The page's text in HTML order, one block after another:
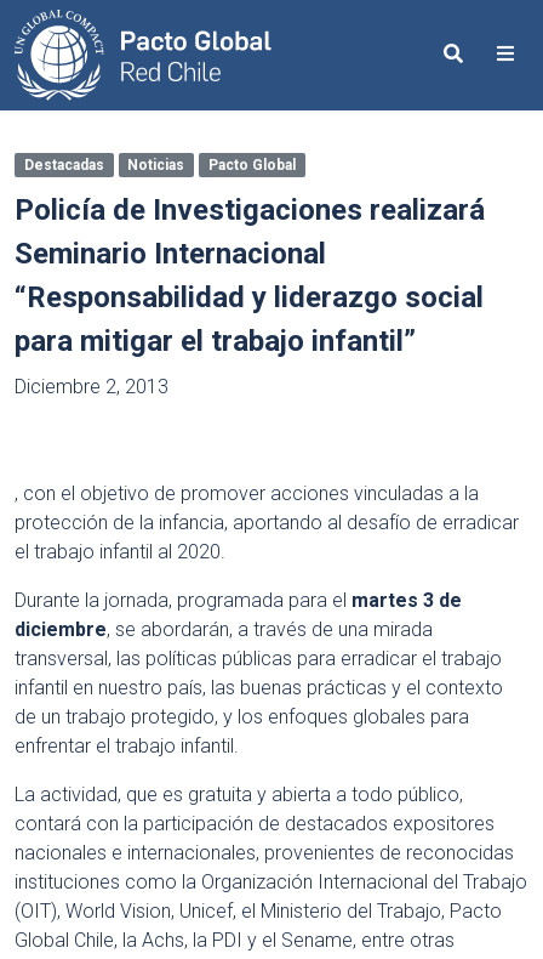
Search
Destacadas Noticias Pacto Global
Policía de Investigaciones realizará
Seminario Internacional
“Responsabilidad y liderazgo social
para mitigar el trabajo infantil”
Diciembre 2, 2013
, con el objetivo de promover acciones vinculadas a la
protección de la infancia, aportando al desafío de erradicar
el trabajo infantil al 2020.
Durante la jornada, programada para el martes 3 de
diciembre, se abordarán, a través de una mirada
transversal, las políticas públicas para erradicar el trabajo
infantil en nuestro país, las buenas prácticas y el contexto
de un trabajo protegido, y los enfoques globales para
enfrentar el trabajo infantil.
La actividad, que es gratuita y abierta a todo público,
contará con la participación de destacados expositores
nacionales e internacionales, provenientes de reconocidas
instituciones como la Organización Internacional del Trabajo
(OIT), World Vision, Unicef, el Ministerio del Trabajo, Pacto
Global Chile, la Achs, la PDI y el Sename, entre otras